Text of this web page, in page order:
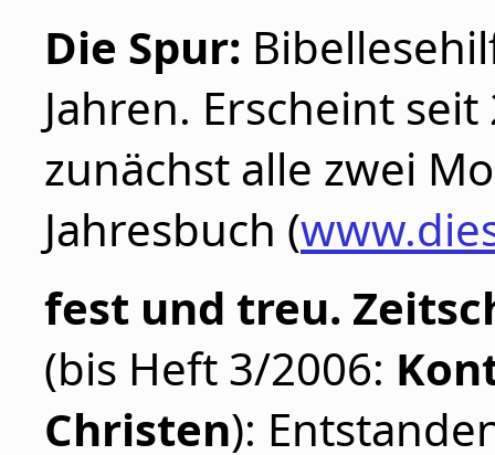
Die Spur:
Jahren. Erscheint
zunächst alle zwei
Jahresbuch (
fest und treu.
(bis Heft 3/2006:
Christen):